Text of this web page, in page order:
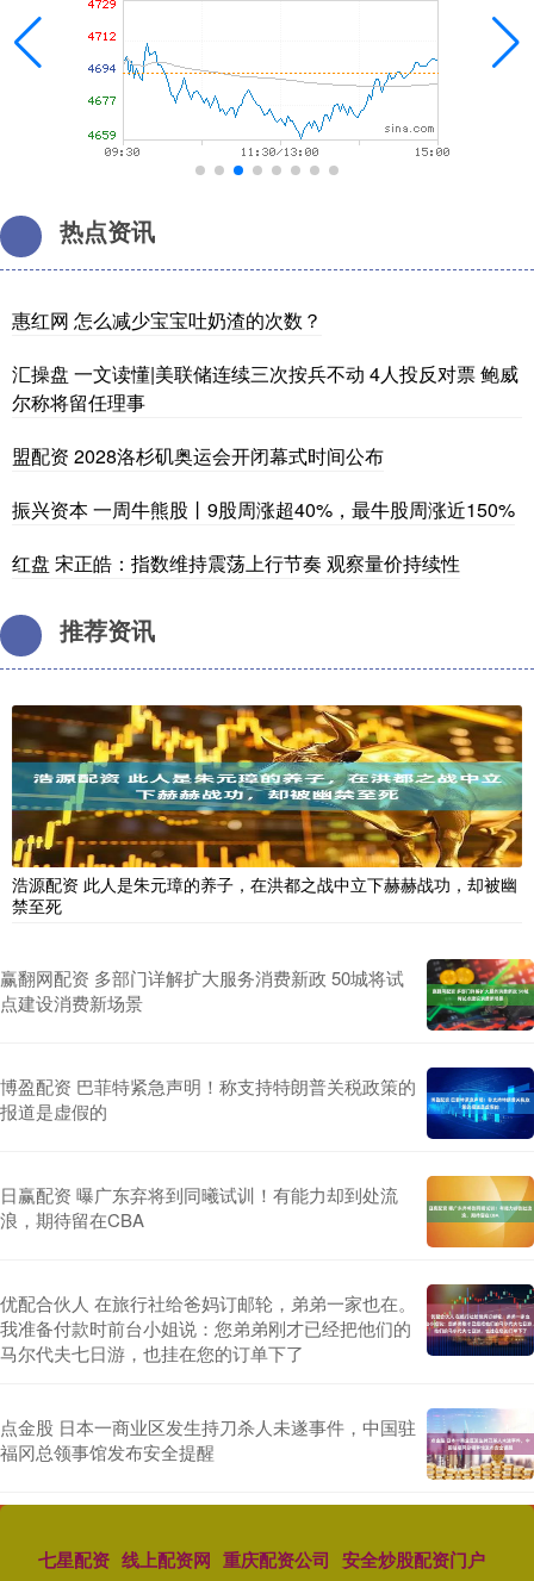
热点资讯
惠红网 怎么减少宝宝吐奶渣的次数？
汇操盘 一文读懂|美联储连续三次按兵不动 4人投反对票 鲍威
尔称将留任理事
盟配资 2028洛杉矶奥运会开闭幕式时间公布
振兴资本 一周牛熊股丨9股周涨超40%，最牛股周涨近150%
红盘 宋正皓：指数维持震荡上行节奏 观察量价持续性
推荐资讯
浩源配资 此人是朱元璋的养子，在洪都之战中立下赫赫战功，却被幽
禁至死
赢翻网配资 多部门详解扩大服务消费新政 50城将试
点建设消费新场景
博盈配资 巴菲特紧急声明！称支持特朗普关税政策的
报道是虚假的
日赢配资 曝广东弃将到同曦试训！有能力却到处流
浪，期待留在CBA
优配合伙人 在旅行社给爸妈订邮轮，弟弟一家也在。
我准备付款时前台小姐说：您弟弟刚才已经把他们的
马尔代夫七日游，也挂在您的订单下了
点金股 日本一商业区发生持刀杀人未遂事件，中国驻
福冈总领事馆发布安全提醒
七星配资 线上配资网 重庆配资公司 安全炒股配资门户